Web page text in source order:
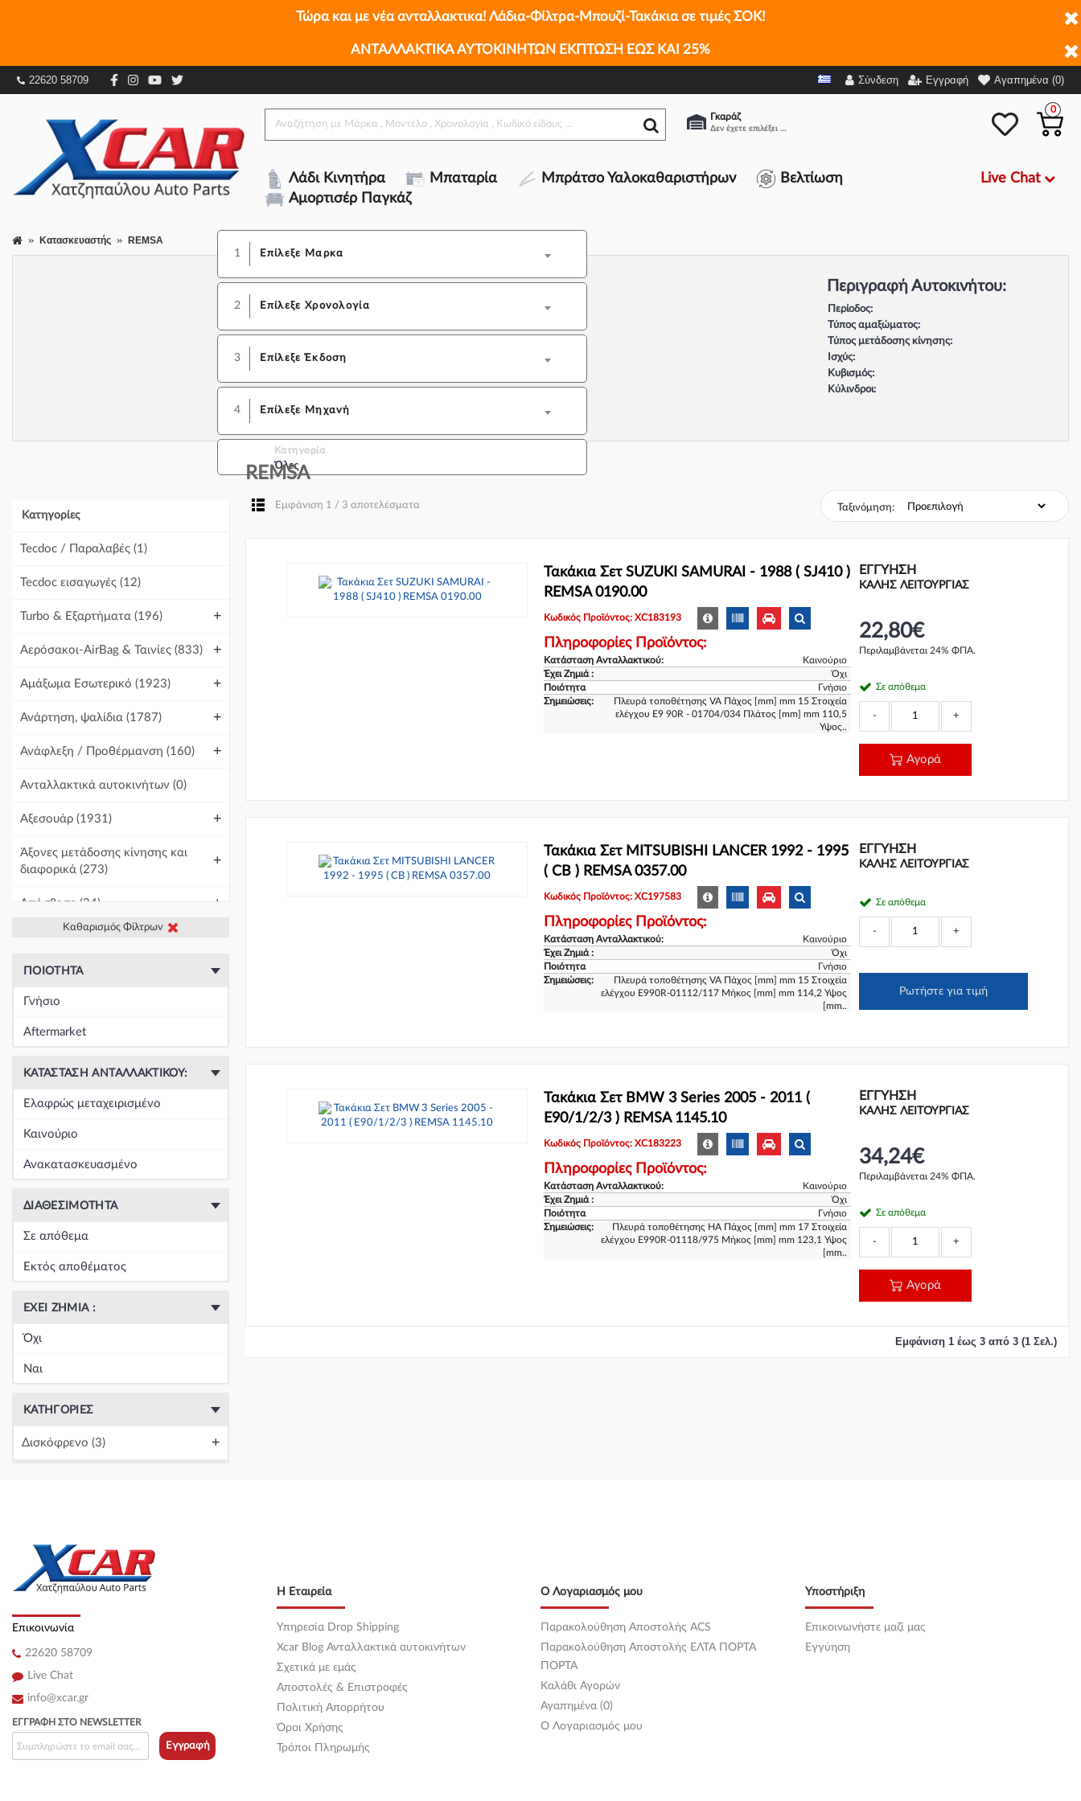
Τώρα και με νέα ανταλλακτικα! Λάδια-Φίλτρα-Μπουζί-Τακάκια σε τιμές ΣΟΚ!
ΑΝΤΑΛΛΑΚΤΙΚΑ ΑΥΤΟΚΙΝΗΤΩΝ ΕΚΠΤΩΣΗ ΕΩΣ ΚΑΙ 25%
22620 58709 Σύνδεση Εγγραφή Αγαπημένα (0)
Γκαράζ
Δεν έχετε επιλέξει αμάξι.
0
Λάδι Κινητήρα Μπαταρία Μπράτσο Υαλοκαθαριστήρων
Βελτίωση
Αμορτισέρ Παγκάζ
Live Chat
Κατασκευαστής
REMSA
1
Επίλεξε Μαρκα
2 Επίλεξε Χρονολογία
3 Επίλεξε Έκδοση
4 Επίλεξε Μηχανή
Κατηγορία
Όλες
Περιγραφή Αυτοκινήτου:
Περίοδος:
Τύπος αμαξώματος:
Τύπος μετάδοσης κίνησης:
Ισχύς:
Κυβισμός:
Κύλινδροι:
Κατηγορίες
Tecdoc / Παραλαβές (1)
Tecdoc εισαγωγές (12)
Turbo & Εξαρτήματα (196) +
Αερόσακοι-AirBag & Ταινίες (833) +
Αμάξωμα Εσωτερικό (1923) +
Ανάρτηση, ψαλίδια (1787) +
Ανάφλεξη / Προθέρμανση (160) +
Ανταλλακτικά αυτοκινήτων (0)
Αξεσουάρ (1931) +
Άξονες μετάδοσης κίνησης και
διαφορικά (273)
+
Απόσβεση (34) +
Γραμμές και σωλήνες +
Γρύλοι-Διακόπτες & Αμορτισέρ
Ζάντες & Λάστιχα (293)
Ηχος-Εικόνα-GPS
Κεντρική (0)
Κεντρική
Κεντρική(0)
Κεντρική(0)
Κεντρική(0)
Καθαρισμός Φίλτρων
ΠΟΙΌΤΗΤΑ
Γνήσιο
Aftermarket
ΚΑΤΆΣΤΑΣΗ ΑΝΤΑΛΛΑΚΤΙΚΟΎ:
Ελαφρώς μεταχειρισμένο
Καινούριο
Ανακατασκευασμένο
ΔΙΑΘΕΣΙΜΌΤΗΤΑ
Σε απόθεμα
Εκτός αποθέματος
ΈΧΕΙ ΖΗΜΙΆ :
Όχι
Ναι
ΚΑΤΗΓΟΡΊΕΣ
Δισκόφρενο (3) +
REMSA
Εμφάνιση 1 / 3 αποτελέσματα Ταξινόμηση:
Τακάκια Σετ SUZUKI SAMURAI - 1988 ( SJ410 )
REMSA 0190.00
Κωδικός Προϊόντος: XC183193
Πληροφορίες Προϊόντος:
Κατάσταση Ανταλλακτικού:
Καινούριο
Έχει Ζημιά :
Όχι
Ποιότητα
Γνήσιο
Σημειώσεις:
Πλευρά τοποθέτησης VA Πάχος [mm] mm 15 Στοιχεία
ελέγχου E9 90R - 01704/034 Πλάτος [mm] mm 110,5
Υψος..
ΕΓΓΎΗΣΗ
ΚΑΛΗΣ ΛΕΙΤΟΥΡΓΙΑΣ
22,80€
Περιλαμβάνεται 24% ΦΠΑ.
Σε απόθεμα
- +
Αγορά
Τακάκια Σετ MITSUBISHI LANCER 1992 - 1995
( CB ) REMSA 0357.00
Κωδικός Προϊόντος: XC197583
Πληροφορίες Προϊόντος:
Κατάσταση Ανταλλακτικού:
Καινούριο
Έχει Ζημιά :
Όχι
Ποιότητα
Γνήσιο
Σημειώσεις:
Πλευρά τοποθέτησης VA Πάχος [mm] mm 15 Στοιχεία
ελέγχου E990R-01112/117 Μήκος [mm] mm 114,2 Υψος
[mm..
ΕΓΓΎΗΣΗ
ΚΑΛΗΣ ΛΕΙΤΟΥΡΓΙΑΣ
Σε απόθεμα
- +
Ρωτήστε για τιμή
Τακάκια Σετ BMW 3 Series 2005 - 2011 (
E90/1/2/3 ) REMSA 1145.10
Κωδικός Προϊόντος: XC183223
Πληροφορίες Προϊόντος:
Κατάσταση Ανταλλακτικού:
Καινούριο
Έχει Ζημιά :
Όχι
Ποιότητα
Γνήσιο
Σημειώσεις:
Πλευρά τοποθέτησης HA Πάχος [mm] mm 17 Στοιχεία
ελέγχου E990R-01118/975 Μήκος [mm] mm 123,1 Υψος
[mm..
ΕΓΓΎΗΣΗ
ΚΑΛΗΣ ΛΕΙΤΟΥΡΓΙΑΣ
34,24€
Περιλαμβάνεται 24% ΦΠΑ.
Σε απόθεμα
- +
Αγορά
Εμφάνιση 1 έως 3 από 3 (1 Σελ.)
Επικοινωνία
22620 58709
Live Chat
info@xcar.gr
Η Εταιρεία
Υπηρεσία Drop Shipping
Xcar Blog Ανταλλακτικά αυτοκινήτων
Σχετικά με εμάς
Αποστολές & Επιστροφές
Πολιτική Απορρήτου
Όροι Χρήσης
Τρόποι Πληρωμής
Ο Λογαριασμός μου
Παρακολούθηση Αποστολής ACS
Παρακολούθηση Αποστολής ΕΛΤΑ ΠΟΡΤΑ
ΠΟΡΤΑ
Καλάθι Αγορών
Αγαπημένα (0)
O Λογαριασμός μου
Υποστήριξη
Επικοινωνήστε μαζί μας
Εγγύηση
ΕΓΓΡΑΦΉ ΣΤΟ NEWSLETTER
Εγγραφή